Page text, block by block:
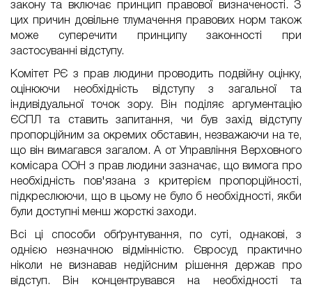
закону та включає принцип правової визначеності. З
цих причин довільне тлумачення правових норм також
може суперечити принципу законності при
застосуванні відступу.
Комітет РЄ з прав людини проводить подвійну оцінку,
оцінюючи необхідність відступу з загальної та
індивідуальної точок зору. Він поділяє аргументацію
ЄСПЛ та ставить запитання, чи був захід відступу
пропорційним за окремих обставин, незважаючи на те,
що він вимагався загалом. А от Управління Верховного
комісара ООН з прав людини зазначає, що вимога про
необхідність пов'язана з критерієм пропорційності,
підкреслюючи, що в цьому не було б необхідності, якби
були доступні менш жорсткі заходи.
Всі ці способи обґрунтування, по суті, однакові, з
однією незначною відмінністю. Євросуд практично
ніколи не визнавав недійсним рішення держав про
відступ. Він концентрувався на необхідності та